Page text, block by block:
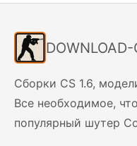
Сборки CS 1.6,
Все необходимое,
популярный шутер